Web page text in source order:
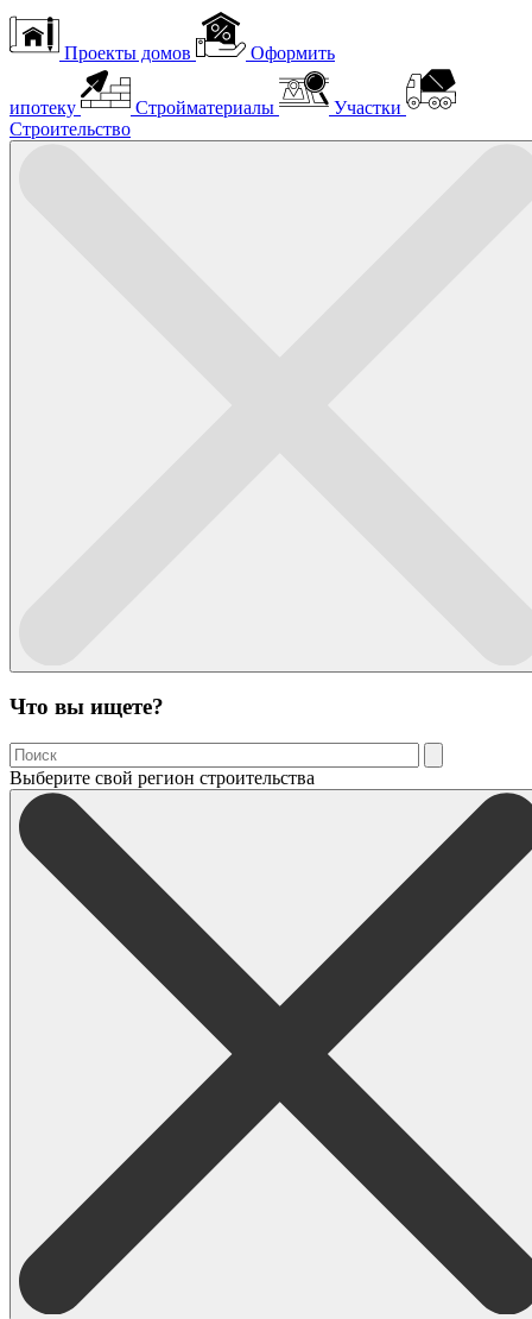
Проекты домов Оформить
ипотеку Стройматериалы
Участки
Строительство
Что вы ищете?
Выберите свой регион строительства